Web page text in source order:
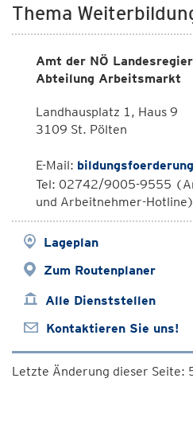
Thema
Amt der NÖ
Abteilung Arbeitsmarkt
Landhausplatz 1, Haus 9
3109 St. Pölten
E-Mail:
Tel: 02742/9005-9555
und Arbeitnehmer-Hotline)
Lageplan
Zum Routenplaner
Alle Dienststellen
Kontaktieren Sie uns!
Letzte Änderung dieser Seite: